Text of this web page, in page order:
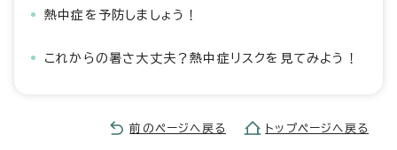
熱中症を予防しましょう！
これからの暑さ大丈夫？熱中症リスクを見てみよう！
前のページへ戻る トップページへ戻る